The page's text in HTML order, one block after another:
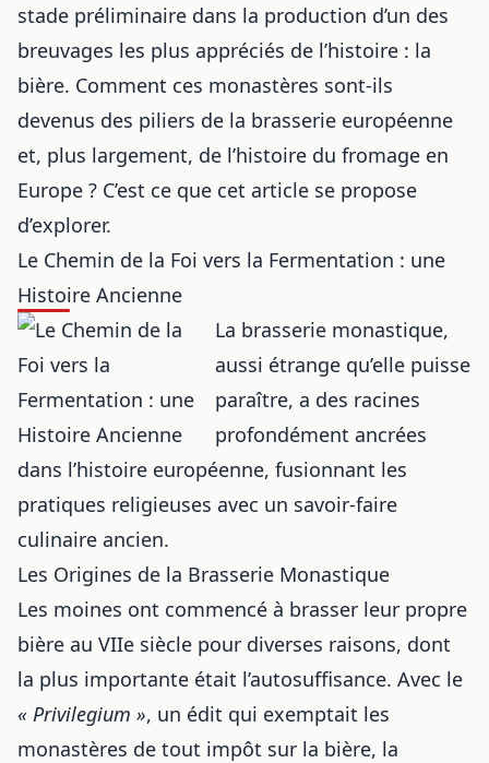
stade préliminaire dans la production d’un des
breuvages les plus appréciés de l’histoire : la
bière. Comment ces monastères sont-ils
devenus des piliers de la brasserie européenne
et, plus largement, de l’histoire du fromage en
Europe ? C’est ce que cet article se propose
d’explorer.
Le Chemin de la Foi vers la Fermentation : une
Histoire Ancienne
La brasserie monastique,
aussi étrange qu’elle puisse
paraître, a des racines
profondément ancrées
dans l’histoire européenne, fusionnant les
pratiques religieuses avec un savoir-faire
culinaire ancien.
Les Origines de la Brasserie Monastique
Les moines ont commencé à brasser leur propre
bière au VIIe siècle pour diverses raisons, dont
la plus importante était l’autosuffisance. Avec le
« Privilegium », un édit qui exemptait les
monastères de tout impôt sur la bière, la